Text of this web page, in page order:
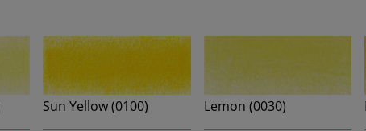
Sun Yellow (0100) Lemon (0030)